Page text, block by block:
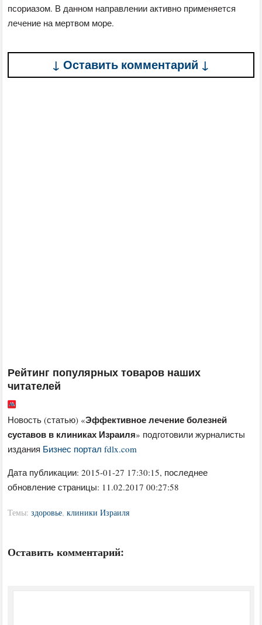
псориазом. В данном направлении активно применяется
лечение на мертвом море.
↓ Оставить комментарий ↓
Рейтинг популярных товаров наших
читателей
Новость (статью) «Эффективное лечение болезней
суставов в клиниках Израиля» подготовили журналисты
издания Бизнес портал fdlx.com
Дата публикации:2015-01-27 17:30:15, последнее
обновление страницы: 11.02.2017 00:27:58
Темы:здоровье,клиники Израиля
Оставить комментарий: